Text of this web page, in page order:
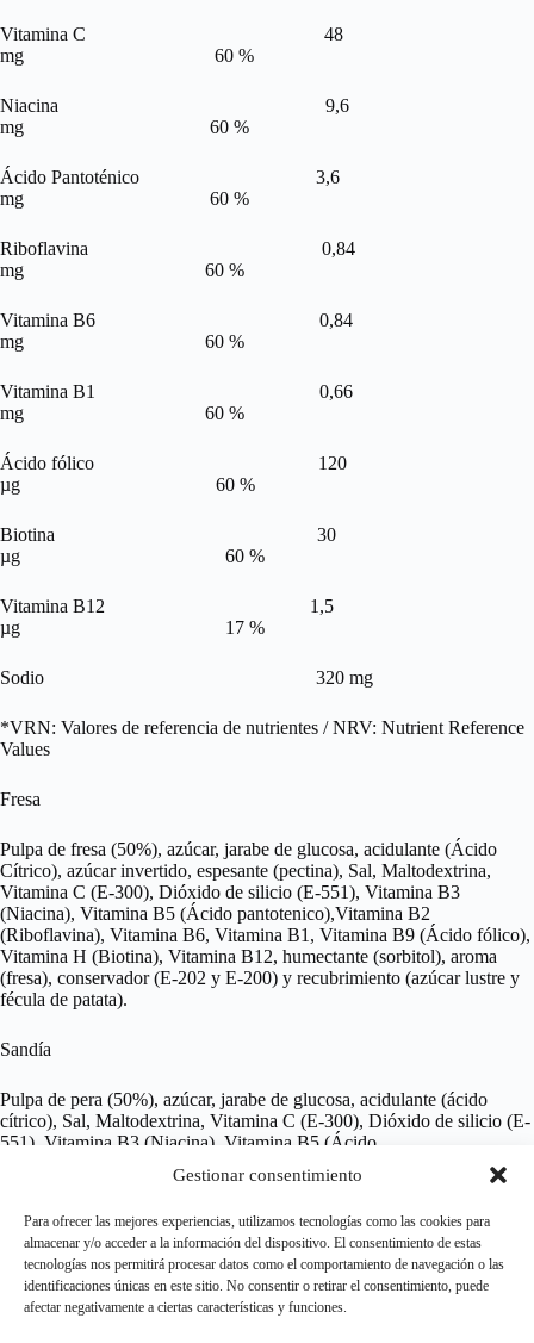
Gestionar consentimiento
Para ofrecer las mejores experiencias, utilizamos tecnologías como las cookies para
almacenar y/o acceder a la información del dispositivo. El consentimiento de estas
tecnologías nos permitirá procesar datos como el comportamiento de navegación o las
identificaciones únicas en este sitio. No consentir o retirar el consentimiento, puede
afectar negativamente a ciertas características y funciones.
Vitamina C 48
mg 60 %
Niacina 9,6
mg 60 %
Ácido Pantoténico 3,6
mg 60 %
Riboflavina 0,84
mg 60 %
Vitamina B6 0,84
mg 60 %
Vitamina B1 0,66
mg 60 %
Ácido fólico 120
µg 60 %
Biotina 30
µg 60 %
Vitamina B12 1,5
µg 17 %
Sodio 320 mg
*VRN: Valores de referencia de nutrientes / NRV: Nutrient Reference
Values
Fresa
Pulpa de fresa (50%), azúcar, jarabe de glucosa, acidulante (Ácido
Cítrico), azúcar invertido, espesante (pectina), Sal, Maltodextrina,
Vitamina C (E-300), Dióxido de silicio (E-551), Vitamina B3
(Niacina), Vitamina B5 (Ácido pantotenico),Vitamina B2
(Riboflavina), Vitamina B6, Vitamina B1, Vitamina B9 (Ácido fólico),
Vitamina H (Biotina), Vitamina B12, humectante (sorbitol), aroma
(fresa), conservador (E-202 y E-200) y recubrimiento (azúcar lustre y
fécula de patata).
Sandía
Pulpa de pera (50%), azúcar, jarabe de glucosa, acidulante (ácido
cítrico), Sal, Maltodextrina, Vitamina C (E-300), Dióxido de silicio (E-
551), Vitamina B3 (Niacina), Vitamina B5 (Ácido
pantotenico),Vitamina B2 (Riboflavina), Vitamina B6, Vitamina B1,
Vitamina B9 (Ácido fólico), Vitamina H (Biotina), Vitamina B12,
(sandía), concentrado de zanahoria y grosella negra, conservadores
(E-202 y E-200) y recubrimiento (azúcar lustre y fécula de patata).